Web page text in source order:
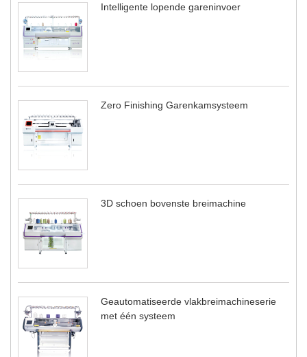
Intelligente lopende gareninvoer
Zero Finishing Garenkamsysteem
3D schoen bovenste breimachine
Geautomatiseerde vlakbreimachineserie
met één systeem